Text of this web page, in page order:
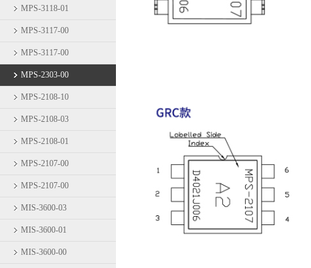
MPS-3118-01
MPS-3117-00
MPS-3117-00
MPS-2303-00
MPS-2108-10
MPS-2108-03
MPS-2108-01
MPS-2107-00
MPS-2107-00
MIS-3600-03
MIS-3600-01
MIS-3600-00